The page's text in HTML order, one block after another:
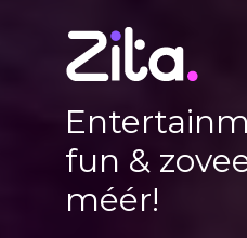
fun &
méér!